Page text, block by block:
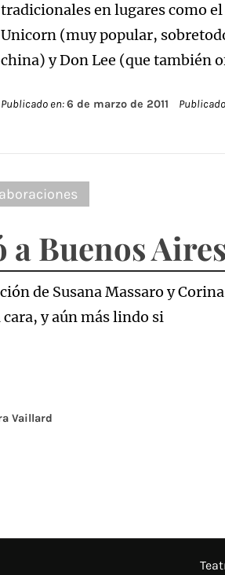
tradicionales en lugares como
Unicorn (muy popular,
china) y Don Lee (que también
Publicado en:6 de marzo de 2011
Buenos Aires
de Susana Massaro y
y aún más lindo si
Vaillard